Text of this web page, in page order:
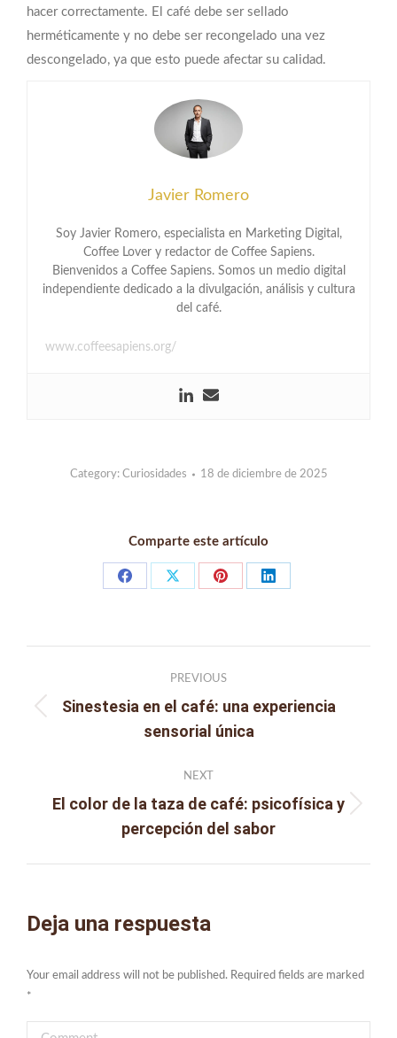
hacer correctamente. El café debe ser sellado
herméticamente y no debe ser recongelado una vez
descongelado, ya que esto puede afectar su calidad.
Javier Romero
Soy Javier Romero, especialista en Marketing Digital,
Coffee Lover y redactor de Coffee Sapiens.
Bienvenidos a Coffee Sapiens. Somos un medio digital
independiente dedicado a la divulgación, análisis y cultura
del café.
www.coffeesapiens.org/
Category: Curiosidades 18 de diciembre de 2025
Comparte este artículo
Share
Share
Share
Share
navigation
PREVIOUS
Previous
post:
Sinestesia en el café: una experiencia
sensorial única
NEXT
Next
post:
El color de la taza de café: psicofísica y
percepción del sabor
Deja una respuesta
Your email address will not be published. Required fields are marked
*
Comment